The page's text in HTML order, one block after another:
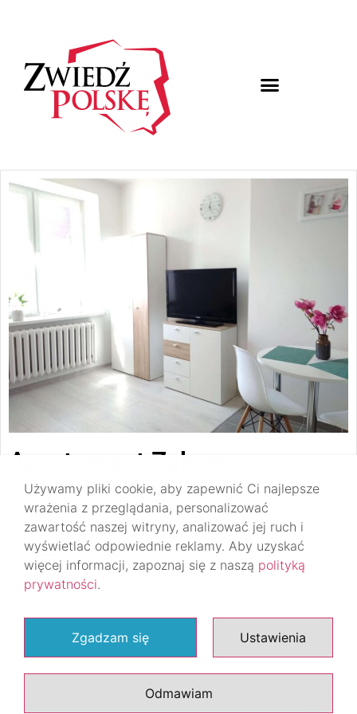
Apartament Zabrze
DO GÓRY
Używamy pliki cookie, aby zapewnić Ci najlepsze
wrażenia z przeglądania, personalizować
zawartość naszej witryny, analizować jej ruch i
wyświetlać odpowiednie reklamy. Aby uzyskać
więcej informacji, zapoznaj się z naszą polityką
prywatności.
Zgadzam się Ustawienia
Odmawiam